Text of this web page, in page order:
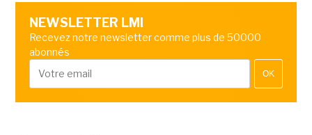
NEWSLETTER LMI
Recevez notre newsletter comme plus de 50000
abonnés
OK